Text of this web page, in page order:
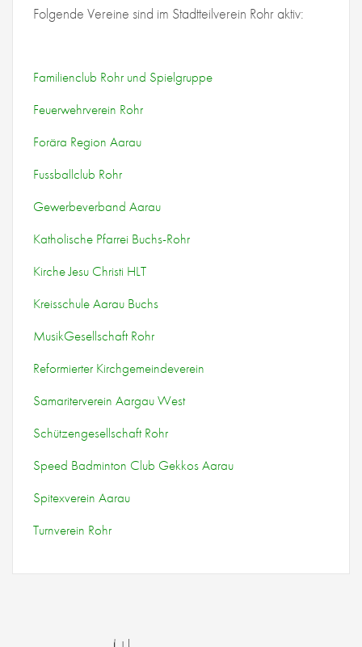
ARCHIV
Folgende Vereine sind im Stadtteilverein Rohr aktiv:
Familienclub Rohr und Spielgruppe
Feuerwehrverein Rohr
Forära Region Aarau
Fussballclub Rohr
Gewerbeverband Aarau
Katholische Pfarrei Buchs-Rohr
Kirche Jesu Christi HLT
Kreisschule Aarau Buchs
MusikGesellschaft Rohr
Reformierter Kirchgemeindeverein
Samariterverein Aargau West
Schützengesellschaft Rohr
Speed Badminton Club Gekkos Aarau
Spitexverein Aarau
Turnverein Rohr